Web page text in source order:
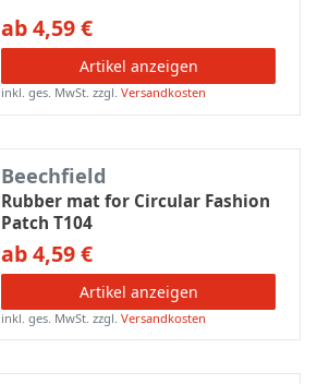
ab 4,59 €
Artikel anzeigen
inkl. ges. MwSt. zzgl.Versandkosten
Beechfield
Rubber mat for Circular Fashion
Patch T104
ab 4,59 €
Artikel anzeigen
inkl. ges. MwSt. zzgl.Versandkosten